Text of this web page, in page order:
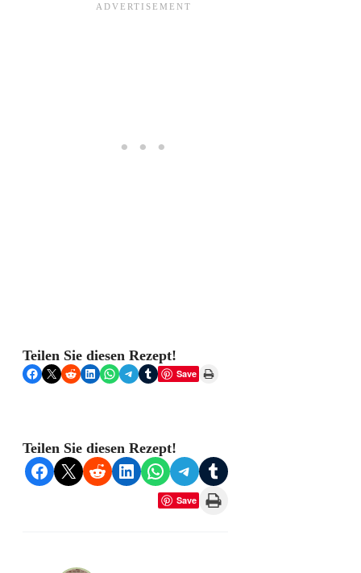
Teilen Sie diesen Rezept!
Share on Facebook
Share on X Share on RedditShare on LinkedIn
Share on WhatsApp
Share on Telegram
Share on TumblrSave Print this Page
Teilen Sie diesen Rezept!
Share on Facebook
Share on X Share on RedditShare on LinkedIn
Share on WhatsApp
Share on Telegram
Share on Tumblr
Save Print this Page